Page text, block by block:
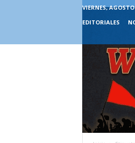
VIERNES,
EDITORIALES